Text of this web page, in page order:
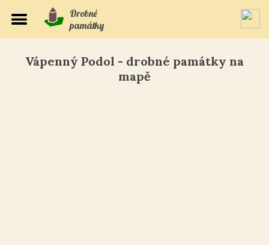
Drobné
památky
Vápenný Podol - drobné památky na
mapě